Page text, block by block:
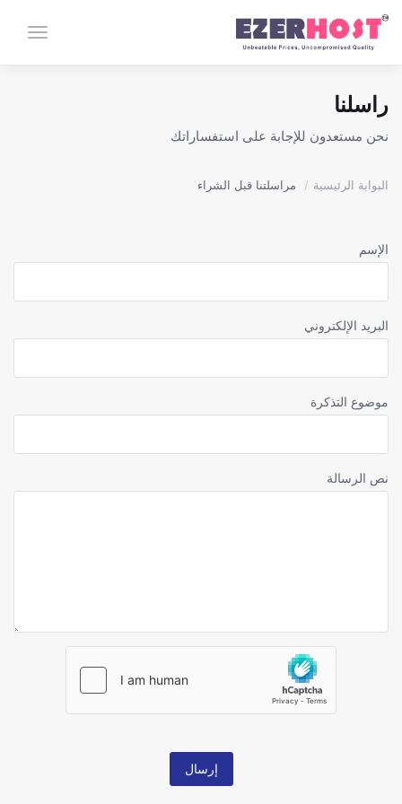
تبديل
راسلنا
نحن مستعدون للإجابة على استفساراتك
البوابة الرئيسية مراسلتنا قبل الشراء
الإسم
البريد الإلكتروني
موضوع التذكرة
نص الرسالة
إرسال